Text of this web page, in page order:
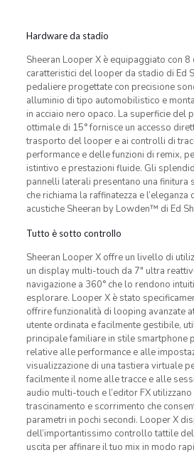
Hardware da stadio
Sheeran Looper X è equipaggiato con
caratteristici del looper da stadio di Ed
pedaliere progettate con precisione
alluminio di tipo automobilistico e
in acciaio nero opaco. La superficie del
ottimale di 15° fornisce un accesso
trasporto del looper e ai controlli di
performance e delle funzioni di remix,
istintivo e prestazioni fluide. Gli
pannelli laterali presentano una finitura
che richiama la raffinatezza e
acustiche Sheeran by Lowden™ di Ed
Tutto è sotto controllo
Sheeran Looper X offre un livello di
un display multi-touch da 7″ ultra
navigazione a 360° che lo rendono
esplorare. Looper X è stato
offrire funzionalità di looping avanzate
utente ordinata e facilmente gestibile,
principale familiare in stile smartphone
relative alle performance e alle
visualizzazione di una tastiera virtuale
facilmente il nome alle tracce e alle
audio multi-touch e l’editor FX
trascinamento e scorrimento che
parametri in pochi secondi. Looper X
dell’importantissimo controllo tattile
uscita per affinare il tuo mix in modo